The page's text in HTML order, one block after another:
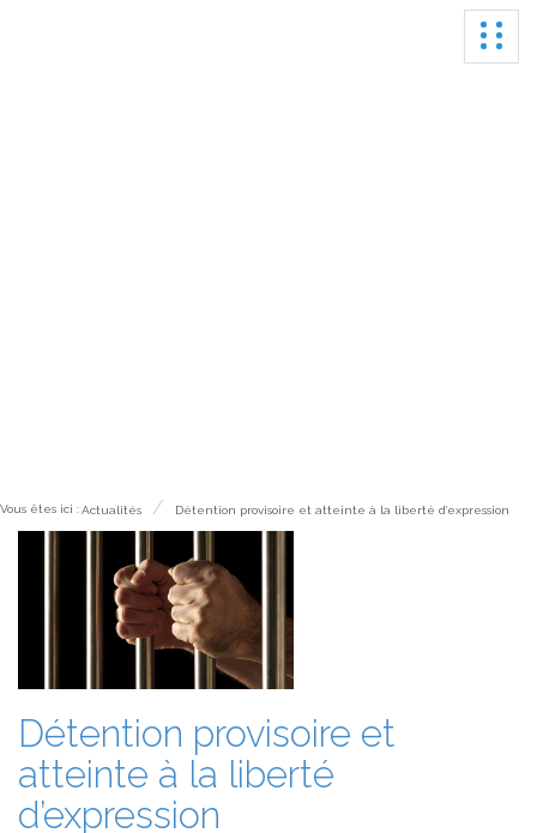
Vous êtes ici :Actualités Détention provisoire et atteinte à la liberté d’expression
Détention provisoire et
atteinte à la liberté
d’expression